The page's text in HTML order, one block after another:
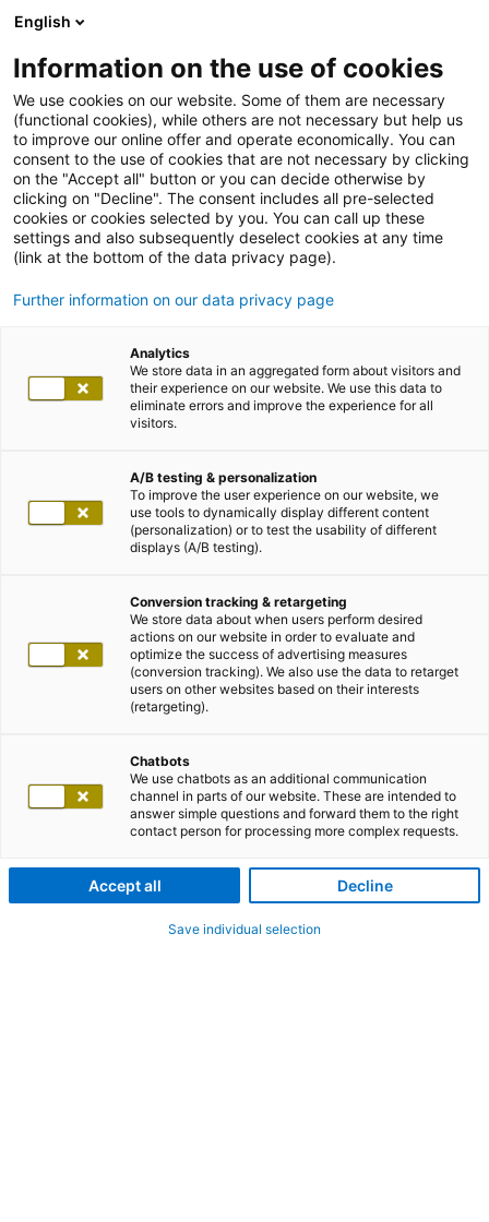
English
Information on the use of cookies
We use cookies on our website. Some of them are necessary
(functional cookies), while others are not necessary but help us
to improve our online offer and operate economically. You can
consent to the use of cookies that are not necessary by clicking
on the "Accept all" button or you can decide otherwise by
clicking on "Decline". The consent includes all pre-selected
cookies or cookies selected by you. You can call up these
settings and also subsequently deselect cookies at any time
(link at the bottom of the data privacy page).
Further information on our data privacy page
Analytics
We store data in an aggregated form about visitors and
their experience on our website. We use this data to
eliminate errors and improve the experience for all
visitors.
A/B testing & personalization
To improve the user experience on our website, we
use tools to dynamically display different content
(personalization) or to test the usability of different
displays (A/B testing).
Conversion tracking & retargeting
We store data about when users perform desired
actions on our website in order to evaluate and
optimize the success of advertising measures
(conversion tracking). We also use the data to retarget
users on other websites based on their interests
(retargeting).
Chatbots
We use chatbots as an additional communication
channel in parts of our website. These are intended to
answer simple questions and forward them to the right
contact person for processing more complex requests.
Accept all Decline
Save individual selection